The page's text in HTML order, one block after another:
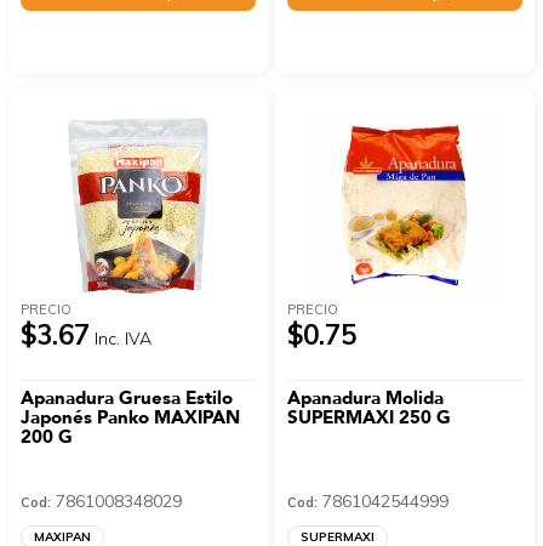
PRECIO
$3.67 Inc. IVA
Apanadura Gruesa Estilo
Japonés Panko MAXIPAN
200 G
Cod: 7861008348029
MAXIPAN
PRECIO
$0.75
Apanadura Molida
SUPERMAXI 250 G
Cod: 7861042544999
SUPERMAXI